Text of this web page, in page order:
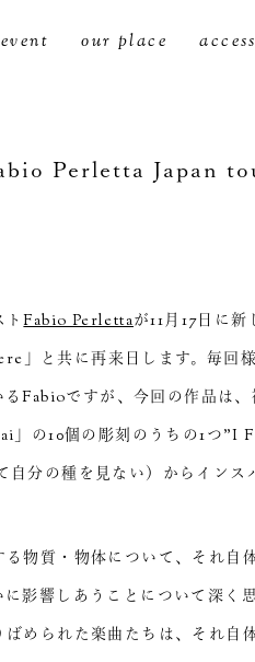
event our place access
Perletta Japan
トFabio Perlettaが11月17日に
」と共に再来日します。毎回
Fabioですが、今回の作品は
の10個の彫刻のうちの1つ”I
分の種を見ない）からインス
物質・物体について、それ自
影響しあうことについて深く
められた楽曲たちは、それ自